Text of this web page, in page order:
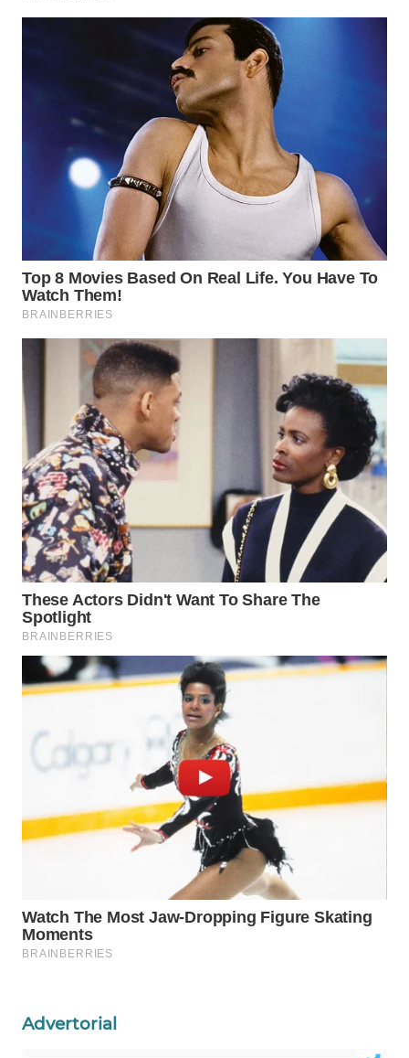
Advertorial
WN
WN
BORNEO
Group
WAHANA
NEWS
WAHANA
ADVOKAT
WAHANA
INFRASTRUKTUR
WAHANA
KONSUMEN
WAHANA
LISTRIK
WAHANA
WAHANANEWS
WAHANANEWS
CO ID